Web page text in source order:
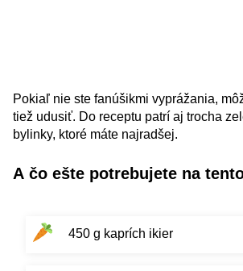
Pokiaľ nie ste fanúšikmi vyprážania,
tiež udusiť. Do receptu patrí aj trocha
bylinky, ktoré máte najradšej.
A čo ešte potrebujete na
450 g kaprích ikier